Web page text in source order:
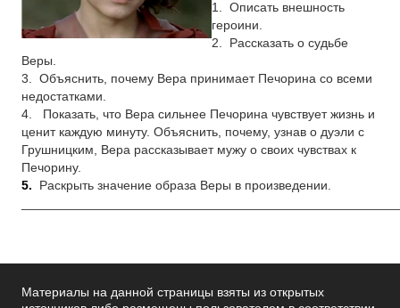
1. Описать внешность
героини.
2.
Рассказать о судьбе
Веры.
3. Объяснить, почему Вера принимает Печорина со всеми
недостатками.
4.
Показать, что Вера сильнее Печорина чувствует жизнь и
ценит каждую минуту. Объяснить, почему, узнав о дуэли с
Грушницким, Вера рассказывает мужу о своих чувствах к
Печорину.
5.
Раскрыть значение образа Веры в произведении.
Материалы на данной страницы взяты из открытых